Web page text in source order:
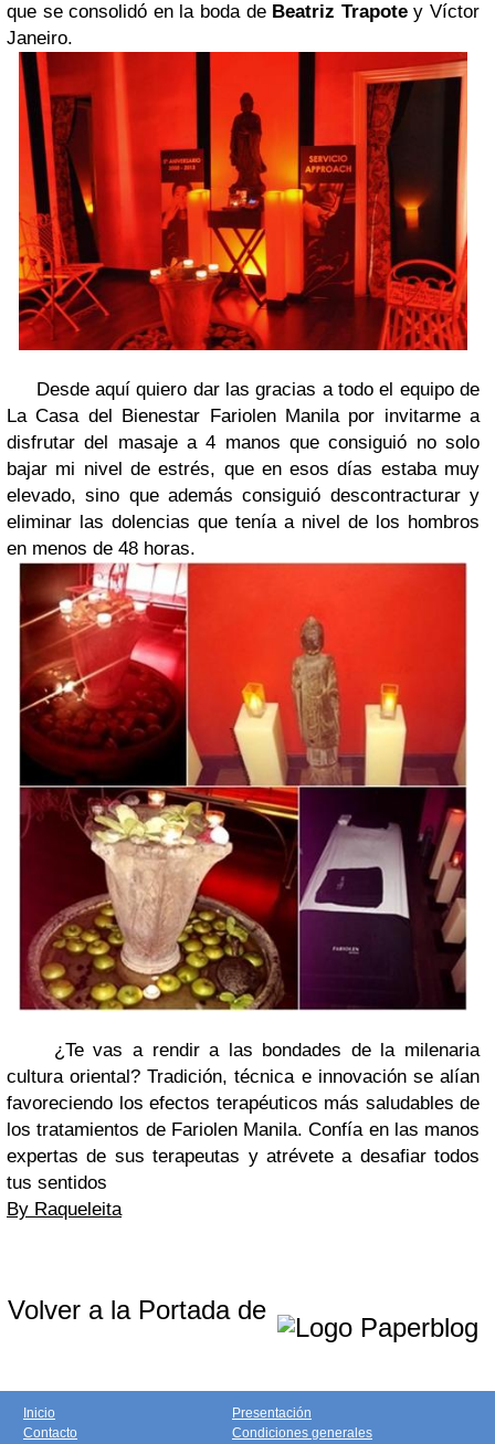
que se consolidó en la boda de Beatriz Trapotey Víctor
Janeiro.
Desde aquí quiero dar las gracias a todo el equipo de
La Casa del Bienestar Fariolen Manila por invitarme a
disfrutar del masaje a 4 manos que consiguió no solo
bajar mi nivel de estrés, que en esos días estaba muy
elevado, sino que además consiguió descontracturar y
eliminar las dolencias que tenía a nivel de los hombros
en menos de 48 horas.
¿Te vas a rendir a las bondades de la milenaria
cultura oriental? Tradición, técnica e innovación se alían
favoreciendo los efectos terapéuticos más saludables de
los tratamientos de Fariolen Manila. Confía en las manos
expertas de sus terapeutas y atrévete a desafiar todos
tus sentidos
By Raqueleita
Volver a la Portada de
Inicio
Contacto
Presentación
Condiciones generales